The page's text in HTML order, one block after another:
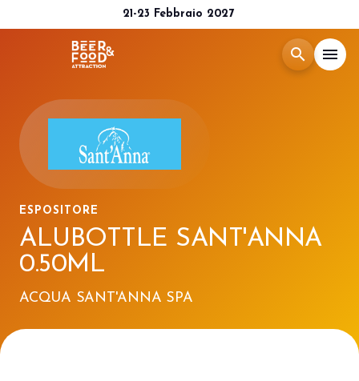
21-23 Febbraio 2027
search menu
Menù
Esponi
Visita
Media Room
ESPOSITORE
ALUBOTTLE SANT'ANNA
0.50ML
ACQUA SANT'ANNA SPA